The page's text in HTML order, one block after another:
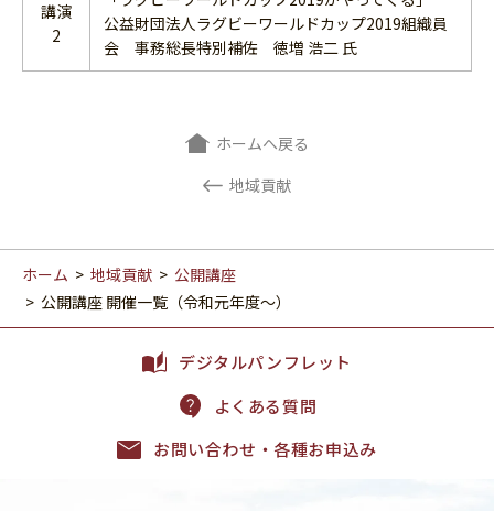
講演
2
公益財団法人ラグビーワールドカップ2019組織員
会 事務総長特別補佐 徳増 浩二 氏
地域貢献
ホームへ戻る
ホーム > 地域貢献 > 公開講座
> 公開講座 開催一覧（令和元年度～）
デジタルパンフレット
よくある質問
お問い合わせ・各種お申込み